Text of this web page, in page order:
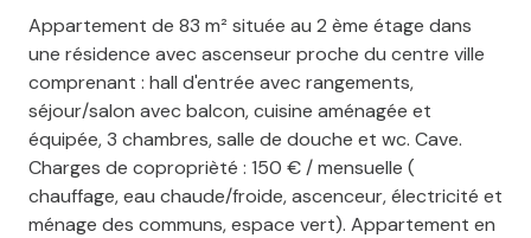
Appartement de 83 m² située au 2 ème étage dans
une résidence avec ascenseur proche du centre ville
comprenant : hall d'entrée avec rangements,
séjour/salon avec balcon, cuisine aménagée et
équipée, 3 chambres, salle de douche et wc. Cave.
Charges de coproprièté : 150 € / mensuelle (
chauffage, eau chaude/froide, ascenceur, électricité et
ménage des communs, espace vert). Appartement en